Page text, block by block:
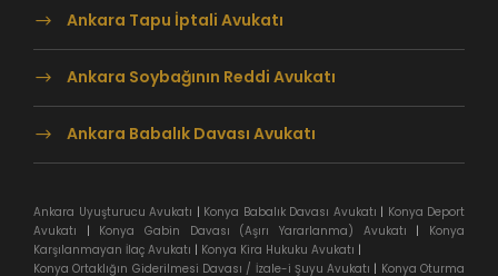
Ankara Tapu İptali Avukatı
Ankara Soybağının Reddi Avukatı
Ankara Babalık Davası Avukatı
Ankara Uyuşturucu Avukatı | Konya Babalık Davası Avukatı | Konya Deport
Avukatı | Konya Gabin Davası (Aşırı Yararlanma) Avukatı | Konya
Karşılanmayan İlaç Avukatı | Konya Kira Hukuku Avukatı |
Konya Ortaklığın Giderilmesi Davası / İzale-i Şuyu Avukatı | Konya Oturma